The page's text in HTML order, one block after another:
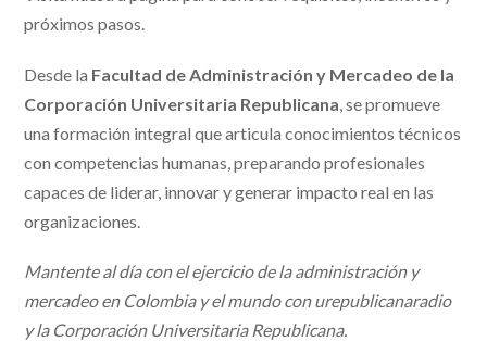
próximos pasos.
Desde la Facultad de Administración y Mercadeo de la
Corporación Universitaria Republicana , se promueve
una formación integral que articula conocimientos técnicos
con competencias humanas, preparando profesionales
capaces de liderar, innovar y generar impacto real en las
organizaciones.
Mantente al día con el ejercicio de la administración y
mercadeo en Colombia y el mundo con urepublicanaradio
y la Corporación Universitaria Republicana.